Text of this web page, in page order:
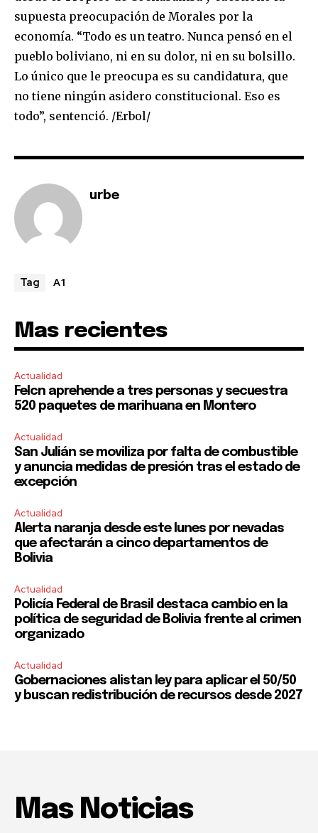
supuesta preocupación de Morales por la
economía. “Todo es un teatro. Nunca pensó en el
pueblo boliviano, ni en su dolor, ni en su bolsillo.
Lo único que le preocupa es su candidatura, que
no tiene ningún asidero constitucional. Eso es
todo”, sentenció. /Erbol/
urbe
Tag A1
Mas recientes
Actualidad
Felcn aprehende a tres personas y secuestra
520 paquetes de marihuana en Montero
Actualidad
San Julián se moviliza por falta de combustible
y anuncia medidas de presión tras el estado de
excepción
Actualidad
Alerta naranja desde este lunes por nevadas
que afectarán a cinco departamentos de
Bolivia
Actualidad
Policía Federal de Brasil destaca cambio en la
política de seguridad de Bolivia frente al crimen
organizado
Actualidad
Gobernaciones alistan ley para aplicar el 50/50
y buscan redistribución de recursos desde 2027
Mas Noticias